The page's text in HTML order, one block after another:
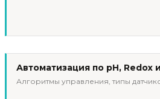
Автоматизация по pH, Redox
Алгоритмы управления, типы